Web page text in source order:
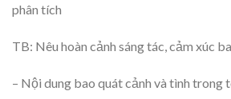
phân tích
TB: Nêu hoàn cảnh sáng tác, cảm xúc
– Nội dung bao quát cảnh và tình trong